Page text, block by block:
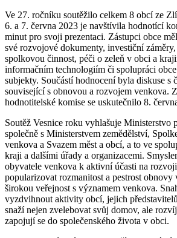
Ve 27. ročníku soutěžilo celkem 8 obcí ze
6. a 7. června 2023 je navštívila hodnotící
minut pro svoji prezentaci. Zástupci obce
své rozvojové dokumenty, investiční
spolkovou činnost, péči o zeleň v obci a
informačním technologiím či spolupráci
subjekty. Součástí hodnocení byla diskuse s
související s obnovou a rozvojem venkova.
hodnotitelské komise se uskutečnilo 8.
Soutěž Vesnice roku vyhlašuje Ministerstvo
společně s Ministerstvem zemědělství,
venkova a Svazem měst a obcí, a to ve
kraji a dalšími úřady a organizacemi.
obyvatele venkova k aktivní účasti na
popularizovat rozmanitost a pestrost obnovy
širokou veřejnost s významem venkova.
vyzdvihnout aktivity obcí, jejich
snaží nejen zvelebovat svůj domov, ale
zapojují se do společenského života v obci.